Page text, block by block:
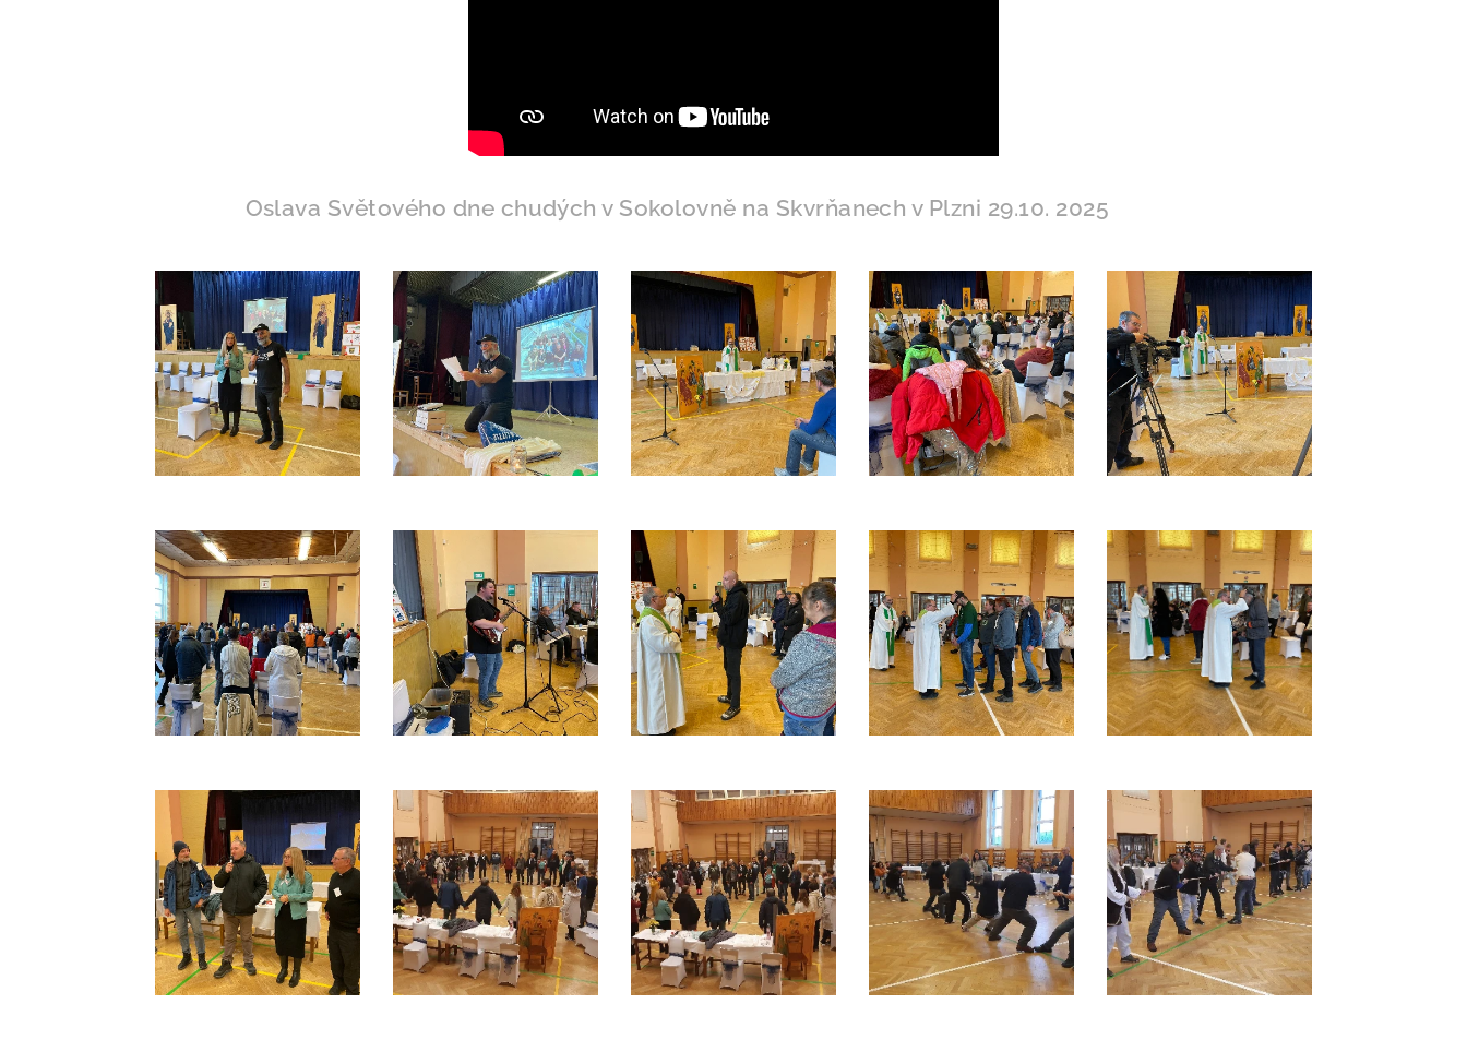
Oslava Světového dne chudých v Sokolovně na Skvrňanech v Plzni 29.10. 2025